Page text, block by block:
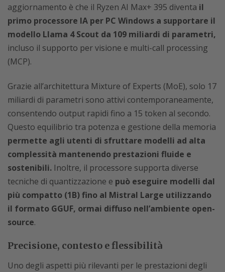
aggiornamento è che il Ryzen AI Max+ 395 diventa il
primo processore IA per PC Windows a supportare il
modello Llama 4 Scout da 109 miliardi di parametri,
incluso il supporto per visione e multi-call processing
(MCP).
Grazie all’architettura Mixture of Experts (MoE), solo 17
miliardi di parametri sono attivi contemporaneamente,
consentendo output rapidi fino a 15 token al secondo.
Questo equilibrio tra potenza e gestione della memoria
permette agli utenti di sfruttare modelli ad alta
complessità mantenendo prestazioni fluide e
sostenibili. Inoltre, il processore supporta diverse
tecniche di quantizzazione e può eseguire modelli dal
più compatto (1B) fino al Mistral Large utilizzando
il formato GGUF, ormai diffuso nell’ambiente open-
source.
Precisione, contesto e flessibilità
Uno degli aspetti più rilevanti per le prestazioni degli